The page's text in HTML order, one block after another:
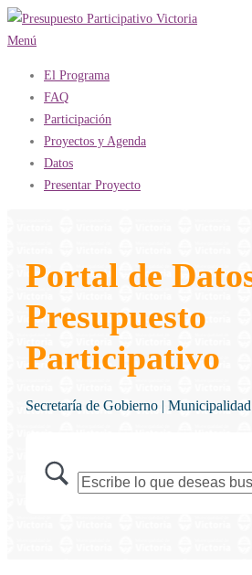
Saltar
al
Menú
El Programa
FAQ
Participación
Proyectos y Agenda
Datos
Presentar Proyecto
Portal de
Presupuesto
Participativo
Secretaría de Gobierno |